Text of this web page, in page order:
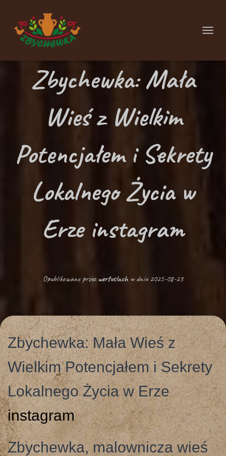
Z
N
Zbychewka: Mała
Wieś z Wielkim
Potencjałem i Sekrety
Lokalnego Życia w
Erze instagram
Opublikowane przez wertuslash w dniu 2025-08-23
Zbychewka: Mała Wieś z
Wielkim Potencjałem i Sekrety
Lokalnego Życia w Erze
instagram
Zbychewka, malownicza wieś